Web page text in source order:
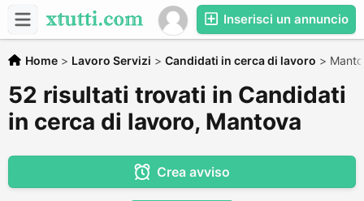
Inserisci un annuncio
Home > Lavoro Servizi > Candidati in cerca di lavoro >
52 risultati trovati in Candidati
in cerca di lavoro, Mantova
Crea avviso